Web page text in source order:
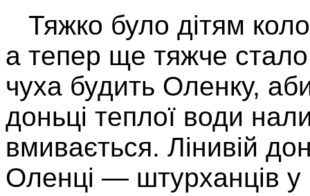
Тяжко було дітям
а тепер ще тяжче
чуха будить Оленку,
доньці теплої води
вми­вається. Лінивій
Оленці — штурханців у